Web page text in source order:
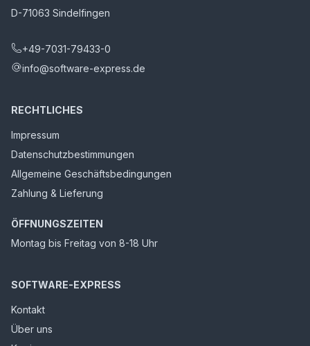
D-71063 Sindelfingen
+49-7031-79433-0
info@software-express.de
RECHTLICHES
Impressum
Datenschutzbestimmungen
Allgemeine Geschäftsbedingungen
Zahlung & Lieferung
ÖFFNUNGSZEITEN
Montag bis Freitag von 8-18 Uhr
SOFTWARE-EXPRESS
Kontakt
Über uns